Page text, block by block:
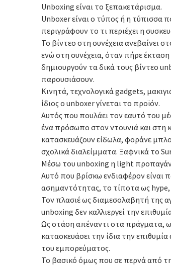
Unboxing είναι το ξεπακετάρισμα.
Unboxer είναι ο τύπος ή η τύπισσα
περιγράφουν το τι περιέχει η
Το βίντεο στη συνέχεια ανεβαίνει
ενώ στη συνέχεια, όταν πήρε
δημιουργούν τα δικά τους βίντεο
παρουσιάσουν.
Κινητά, τεχνολογικά gadgets,
ίδιος ο unboxer γίνεται το προϊόν.
Αυτός που πουλάει τον εαυτό του
ένα πρόσωπο στον ντουνιά και στη
κατασκευάζουν είδωλα, φοράνε
σχολικά διαλείμματα. Ξαφνικά το
Μέσω του unboxing η light
Αυτό που βρίσκω ενδιαφέρον είναι
ασημαντότητας, το τίποτα ως
Τον πλασιέ ως διαμεσολαβητή της
unboxing δεν καλλιεργεί την
Ως στάση απέναντι στα πράγματα,
κατασκευάσει την ίδια την
του εμπορεύματος.
Το βασικό όμως που σε περνά από